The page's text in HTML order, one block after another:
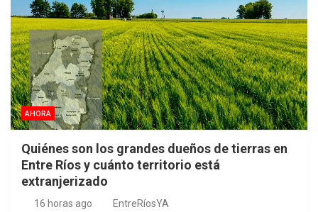
AHORA
Quiénes son los grandes dueños de tierras en
Entre Ríos y cuánto territorio está
extranjerizado
16 horas ago EntreRíosYA